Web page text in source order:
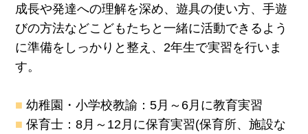
成長や発達への理解を深め、遊具の使い方、手遊
びの方法などこどもたちと一緒に活動できるよう
に準備をしっかりと整え、2年生で実習を行いま
す。
■ 幼稚園・小学校教諭：5月～6月に教育実習
■ 保育士：8月～12月に保育実習(保育所、施設な